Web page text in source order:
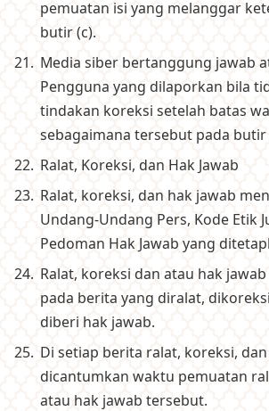
pemuatan isi yang melanggar
butir (c).
Media siber bertanggung jawab
Pengguna yang dilaporkan bila
tindakan koreksi setelah batas
sebagaimana tersebut pada butir
Ralat, Koreksi, dan Hak Jawab
Ralat, koreksi, dan hak jawab
Undang-Undang Pers, Kode Etik
Pedoman Hak Jawab yang
Ralat, koreksi dan atau hak
pada berita yang diralat,
diberi hak jawab.
Di setiap berita ralat, koreksi,
dicantumkan waktu pemuatan
atau hak jawab tersebut.